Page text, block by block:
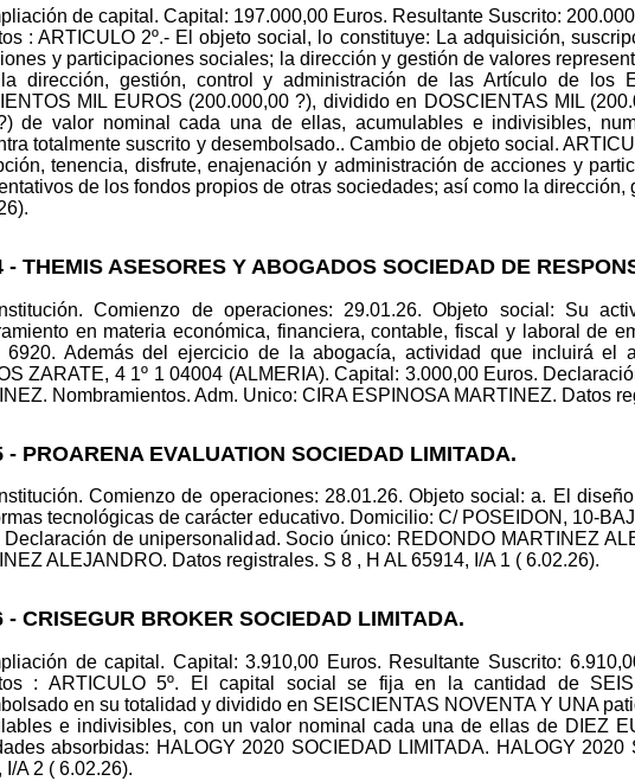
de capital. Capital: 197.000,00 Euros. Resultante Suscrito:
: ARTICULO 2º.- El objeto social, lo constituye: La adquisición,
y participaciones sociales; la dirección y gestión de valores
dirección, gestión, control y administración de las Artículo de los
MIL EUROS (200.000,00 ?), dividido en DOSCIENTAS MIL
de valor nominal cada una de ellas, acumulables e indivisibles,
totalmente suscrito y desembolsado.. Cambio de objeto social.
tenencia, disfrute, enajenación y administración de acciones y
de los fondos propios de otras sociedades; así como la
- THEMIS ASESORES Y ABOGADOS SOCIEDAD DE
Comienzo de operaciones: 29.01.26. Objeto social: Su
en materia económica, financiera, contable, fiscal y laboral de
6920. Además del ejercicio de la abogacía, actividad que incluirá el
ZARATE, 4 1º 1 04004 (ALMERIA). Capital: 3.000,00 Euros.
Nombramientos. Adm. Unico: CIRA ESPINOSA MARTINEZ. Datos
- PROARENA EVALUATION SOCIEDAD LIMITADA.
Comienzo de operaciones: 28.01.26. Objeto social: a. El
tecnológicas de carácter educativo. Domicilio: C/ POSEIDON, 10-
Declaración de unipersonalidad. Socio único: REDONDO MARTINEZ
ALEJANDRO. Datos registrales. S 8 , H AL 65914, I/A 1 ( 6.02.26).
- CRISEGUR BROKER SOCIEDAD LIMITADA.
de capital. Capital: 3.910,00 Euros. Resultante Suscrito:
: ARTICULO 5º. El capital social se fija en la cantidad de
en su totalidad y dividido en SEISCIENTAS NOVENTA Y UNA
e indivisibles, con un valor nominal cada una de ellas de DIEZ
absorbidas: HALOGY 2020 SOCIEDAD LIMITADA. HALOGY
I/A 2 ( 6.02.26).